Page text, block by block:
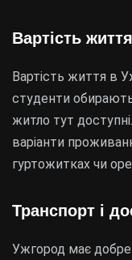
Вартість життя
Вартість життя в
студенти
житло тут
варіанти
гуртожитках чи
Транспорт і
Ужгород має добре